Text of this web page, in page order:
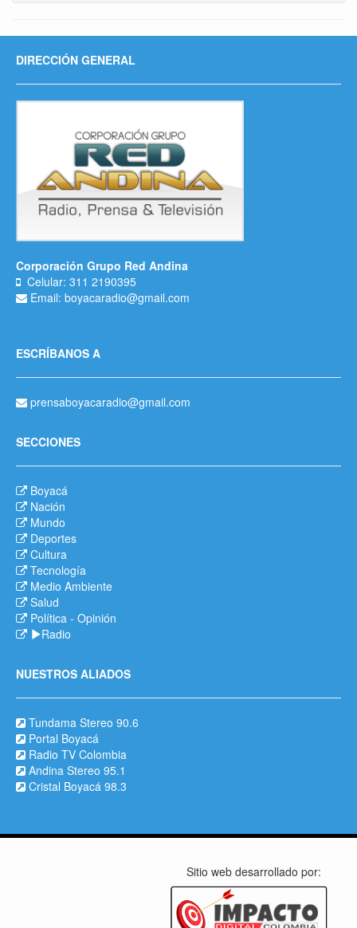
DIRECCIÓN GENERAL
Corporación Grupo Red Andina
Celular: 311 2190395
Email: boyacaradio@gmail.com
ESCRÍBANOS A
prensaboyacaradio@gmail.com
SECCIONES
Boyacá
Nación
Mundo
Deportes
Cultura
Tecnología
Medio Ambiente
Salud
Política - Opinión
Radio
NUESTROS ALIADOS
Tundama Stereo 90.6
Portal Boyacá
Radio TV Colombia
Andina Stereo 95.1
Cristal Boyacá 98.3
Sitio web desarrollado por: